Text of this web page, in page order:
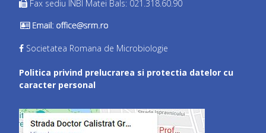
Fax sediu INBI Matei Bals: 021.318.60.90
Societatea Romana de Microbiologie
Politica privind prelucrarea si protectia datelor cu
caracter personal